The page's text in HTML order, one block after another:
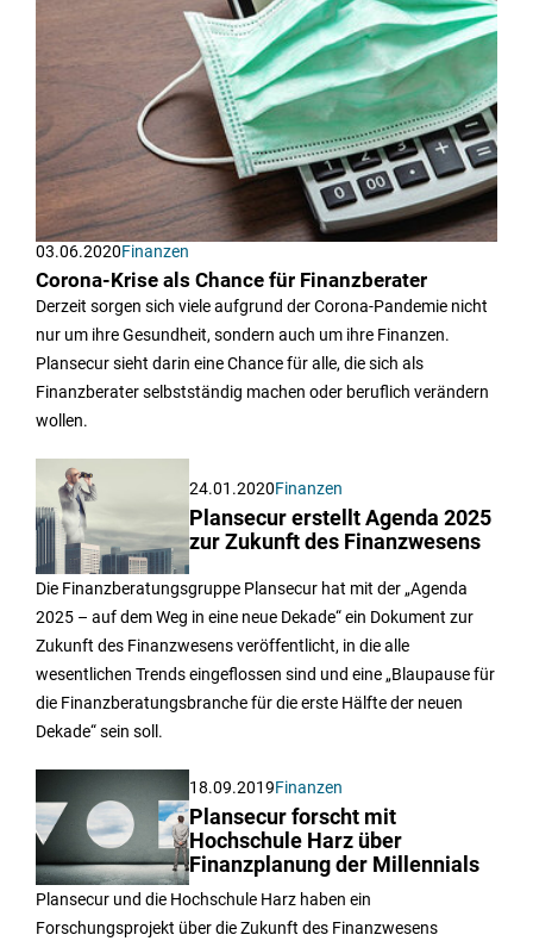
03.06.2020Finanzen
Corona-Krise als Chance für Finanzberater
Derzeit sorgen sich viele aufgrund der Corona-Pandemie nicht
nur um ihre Gesundheit, sondern auch um ihre Finanzen.
Plansecur sieht darin eine Chance für alle, die sich als
Finanzberater selbstständig machen oder beruflich verändern
wollen.
24.01.2020Finanzen
Plansecur erstellt Agenda 2025
zur Zukunft des Finanzwesens
Die Finanzberatungsgruppe Plansecur hat mit der „Agenda
2025 – auf dem Weg in eine neue Dekade“ ein Dokument zur
Zukunft des Finanzwesens veröffentlicht, in die alle
wesentlichen Trends eingeflossen sind und eine „Blaupause für
die Finanzberatungsbranche für die erste Hälfte der neuen
Dekade“ sein soll.
18.09.2019Finanzen
Plansecur forscht mit
Hochschule Harz über
Finanzplanung der Millennials
Plansecur und die Hochschule Harz haben ein
Forschungsprojekt über die Zukunft des Finanzwesens